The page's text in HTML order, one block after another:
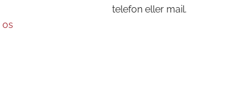
telefon eller mail.